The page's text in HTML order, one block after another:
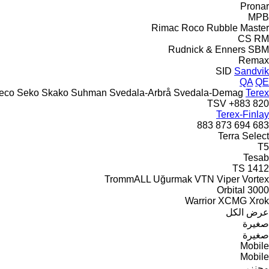
Pronar
MPB
Rimac Roco Rubble Master
CS RM
Rudnick & Enners SBM
Remax
SID Sandvik
QA QE
Seko Skako Suhman Svedala-Arbrå Svedala-Demag Terex
820
883+
TSV
Terex-Finlay
683
694
873
883
Terra Select
T5
Tesab
1412
TS
TrommALL Uğurmak VTN Viper Vortex
Orbital 3000
Warrior XCMG Xrok
عرض الكل
صغيرة
صغيرة
Mobile
Mobile